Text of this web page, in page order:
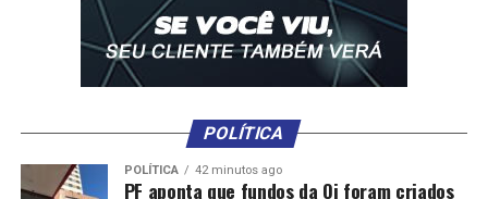
POLÍTICA
POLÍTICA 42 minutos ago
PF aponta que fundos da Oi foram criados